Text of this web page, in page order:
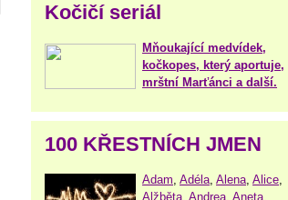
Kočičí seriál
Mňoukající medvídek,
kočkopes, který aportuje,
mrštní Marťánci a další.
100 KŘESTNÍCH JMEN
Adam Adéla Alena Alice
Alžběta Andrea Aneta